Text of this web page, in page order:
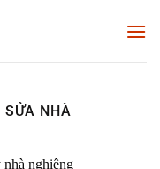
SỬA NHÀ